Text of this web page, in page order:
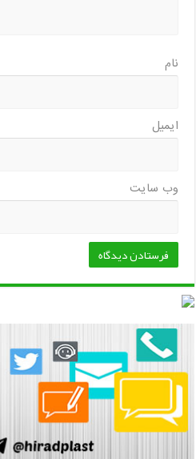
نام
ایمیل
وب‌ سایت